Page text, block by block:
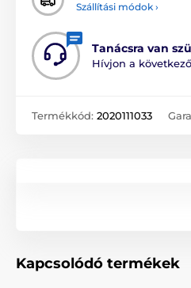
Szállítási módok ›
Tanácsra van
Hívjon a következő
Termékkód: 2020111033
Kapcsolódó termékek